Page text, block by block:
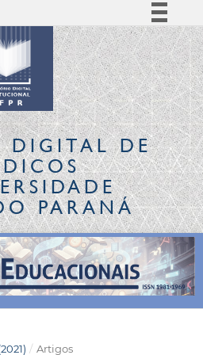
Simplifique!
Comunica BR
Participe
Acesso à informação
Legislação
Canais
DIGITALDE
PARANÁ
/ Artigos